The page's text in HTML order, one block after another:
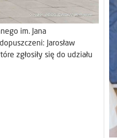
im. Jana
Jarosław
zgłosiły się do udziału